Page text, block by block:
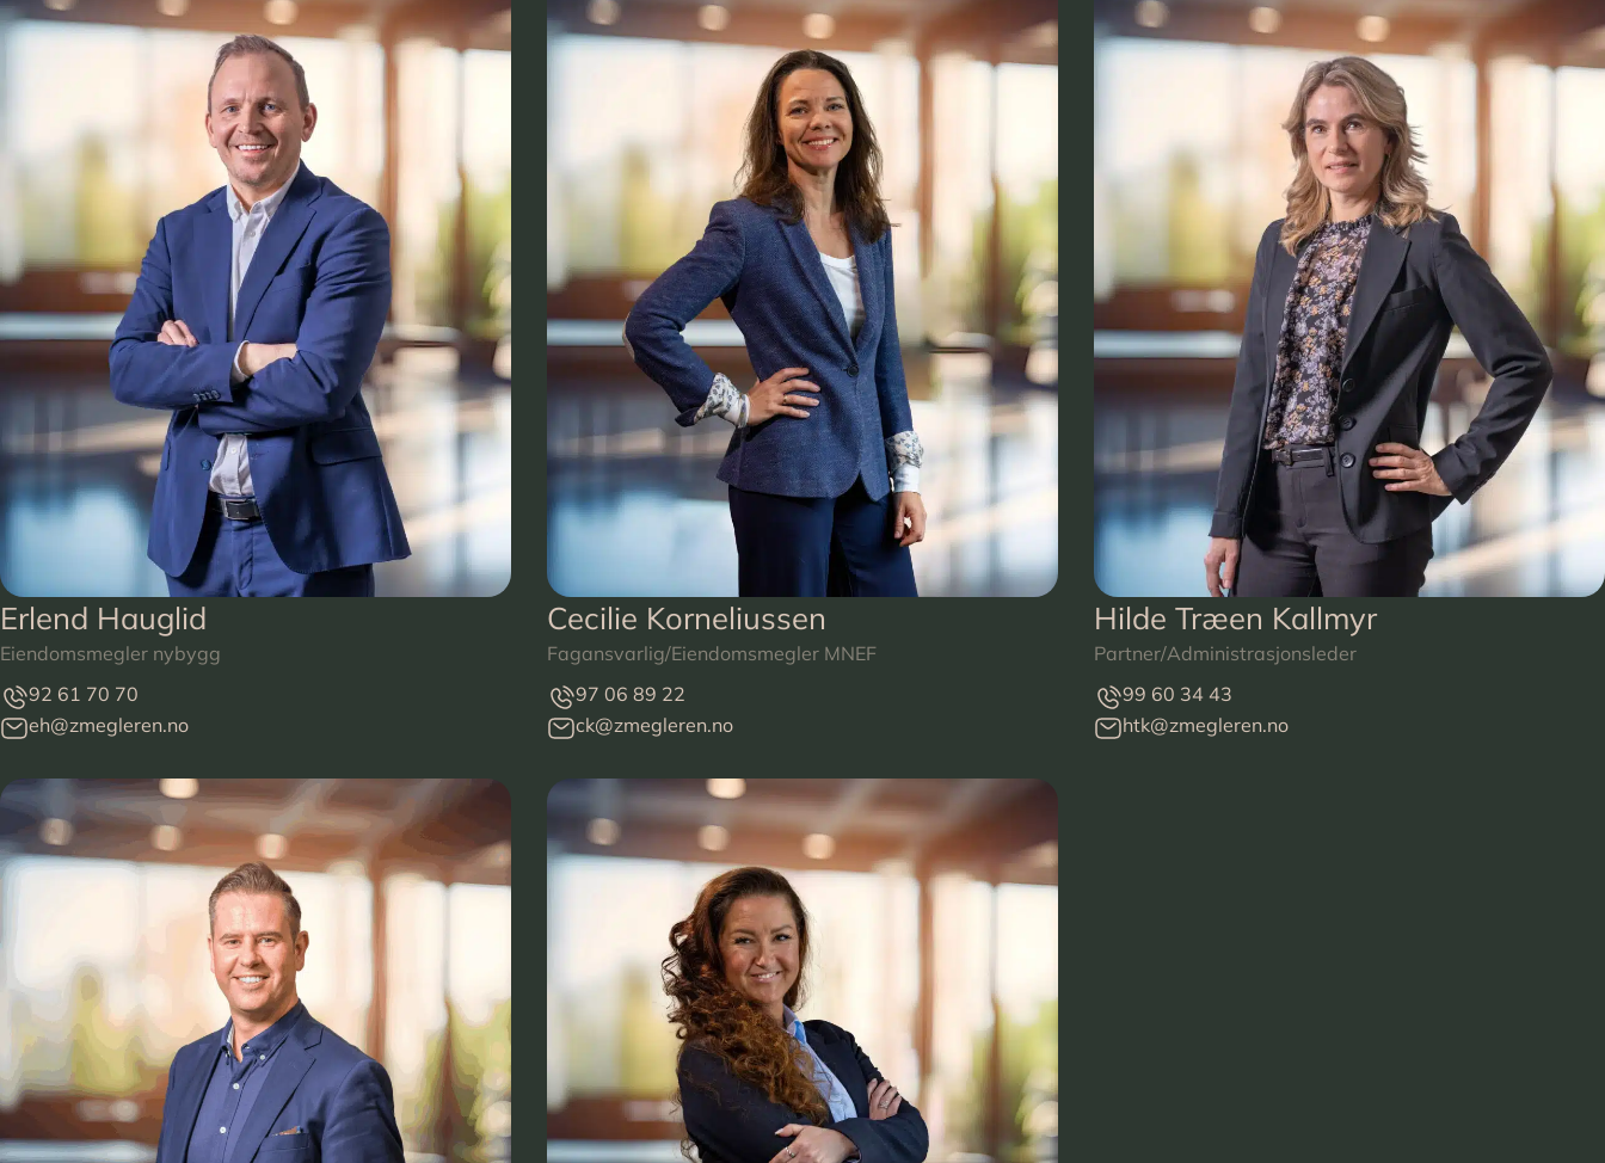
Erlend Hauglid
Eiendomsmegler nybygg
92 61 70 70
eh@zmegleren.no
Cecilie Korneliussen
Fagansvarlig/Eiendomsmegler MNEF
97 06 89 22
ck@zmegleren.no
Hilde Træen Kallmyr
Partner/Administrasjonsleder
99 60 34 43
htk@zmegleren.no